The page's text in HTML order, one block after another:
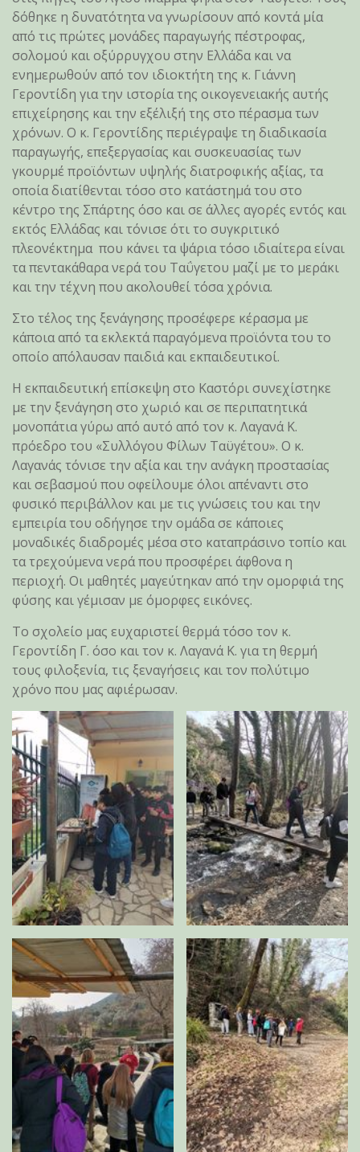
δόθηκε η δυνατότητα να γνωρίσουν από κοντά μία
από τις πρώτες μονάδες παραγωγής πέστροφας,
σολομού και οξύρρυγχου στην Ελλάδα και να
ενημερωθούν από τον ιδιοκτήτη της κ. Γιάννη
Γεροντίδη για την ιστορία της οικογενειακής αυτής
επιχείρησης και την εξέλιξή της στο πέρασμα των
χρόνων. Ο κ. Γεροντίδης περιέγραψε τη διαδικασία
παραγωγής, επεξεργασίας και συσκευασίας των
γκουρμέ προϊόντων υψηλής διατροφικής αξίας, τα
οποία διατίθενται τόσο στο κατάστημά του στο
κέντρο της Σπάρτης όσο και σε άλλες αγορές εντός και
εκτός Ελλάδας και τόνισε ότι το συγκριτικό
πλεονέκτημα που κάνει τα ψάρια τόσο ιδιαίτερα είναι
τα πεντακάθαρα νερά του Ταΰγετου μαζί με το μεράκι
και την τέχνη που ακολουθεί τόσα χρόνια.
Στο τέλος της ξενάγησης προσέφερε κέρασμα με
κάποια από τα εκλεκτά παραγόμενα προϊόντα του το
οποίο απόλαυσαν παιδιά και εκπαιδευτικοί.
Η εκπαιδευτική επίσκεψη στο Καστόρι συνεχίστηκε
με την ξενάγηση στο χωριό και σε περιπατητικά
μονοπάτια γύρω από αυτό από τον κ. Λαγανά Κ.
πρόεδρο του «Συλλόγου Φίλων Ταϋγέτου». Ο κ.
Λαγανάς τόνισε την αξία και την ανάγκη προστασίας
και σεβασμού που οφείλουμε όλοι απέναντι στο
φυσικό περιβάλλον και με τις γνώσεις του και την
εμπειρία του οδήγησε την ομάδα σε κάποιες
μοναδικές διαδρομές μέσα στο καταπράσινο τοπίο και
τα τρεχούμενα νερά που προσφέρει άφθονα η
περιοχή. Οι μαθητές μαγεύτηκαν από την ομορφιά της
φύσης και γέμισαν με όμορφες εικόνες.
Το σχολείο μας ευχαριστεί θερμά τόσο τον κ.
Γεροντίδη Γ. όσο και τον κ. Λαγανά Κ. για τη θερμή
τους φιλοξενία, τις ξεναγήσεις και τον πολύτιμο
χρόνο που μας αφιέρωσαν.